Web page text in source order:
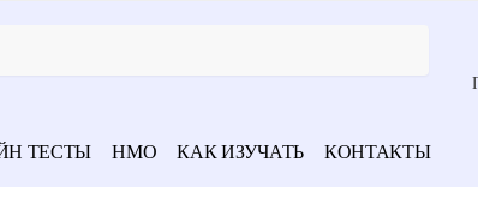
ТЕСТЫ НМО КАК ИЗУЧАТЬ КОНТАКТЫ